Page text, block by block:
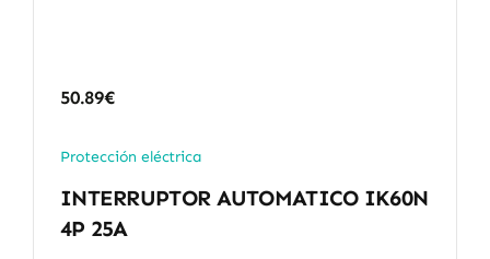
50.89€
Protección eléctrica
INTERRUPTOR AUTOMATICO IK60N
4P 25A